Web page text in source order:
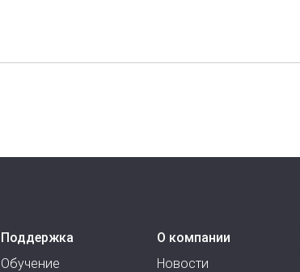
Поддержка
Обучение
О компании
Новости